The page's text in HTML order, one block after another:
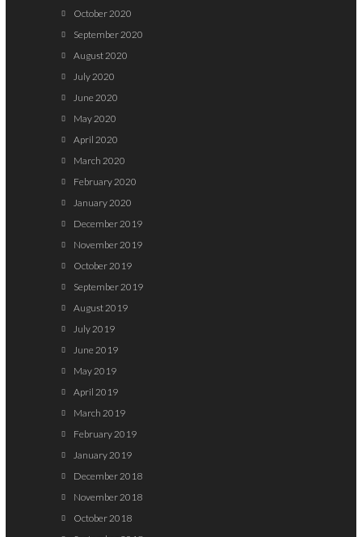
October 2020
September 2020
August 2020
July 2020
June 2020
May 2020
April 2020
March 2020
February 2020
January 2020
December 2019
November 2019
October 2019
September 2019
August 2019
July 2019
June 2019
May 2019
April 2019
March 2019
February 2019
January 2019
December 2018
November 2018
October 2018